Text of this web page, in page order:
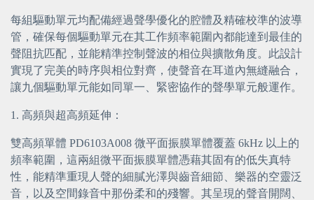
每組驅動單元均配備經過聲學優化的腔體及精確校準的波導
管，確保每個驅動單元在其工作頻率範圍內都能達到最佳的
聲阻抗匹配，並能精準控制聲波的相位與擴散角度。此設計
實現了完美的時序與相位對齊，使聲音在耳道內無縫融合，
讓九個驅動單元能如同單一、緊密協作的聲學單元般運作。
1. 高頻與超高頻延伸：
雙高頻單體 PD6103A008 微平面振膜單體覆蓋 6kHz 以上的
頻率範圍，這兩組微平面振膜單體憑藉其固有的低失真特
性，能精準重現人聲的細膩光澤與齒音細節、樂器的空靈泛
音，以及空間錄音中那份柔和的殘響。其呈現的聲音開闊、